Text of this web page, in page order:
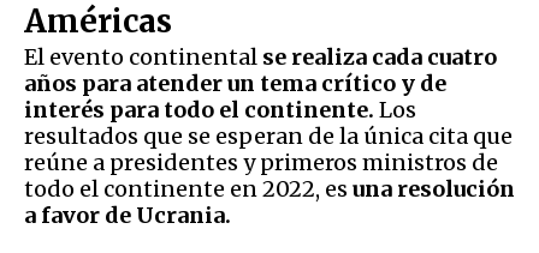
Américas
El evento continental se realiza cada cuatro
años para atender un tema crítico y de
interés para todo el continente. Los
resultados que se esperan de la única cita que
reúne a presidentes y primeros ministros de
todo el continente en 2022, es una resolución
a favor de Ucrania.